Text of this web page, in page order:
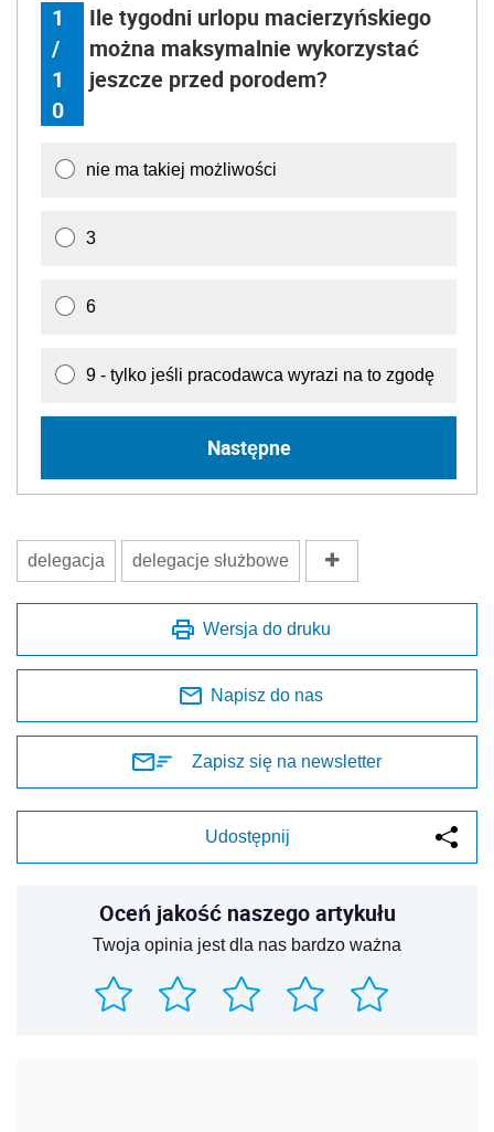
1
/
1
0
Ile tygodni urlopu macierzyńskiego
można maksymalnie wykorzystać
jeszcze przed porodem?
nie ma takiej możliwości
3
6
9 - tylko jeśli pracodawca wyrazi na to zgodę
Następne
delegacja delegacje służbowe
Wersja do druku
Napisz do nas
Zapisz się na newsletter
Udostępnij
Oceń jakość naszego artykułu
Twoja opinia jest dla nas bardzo ważna